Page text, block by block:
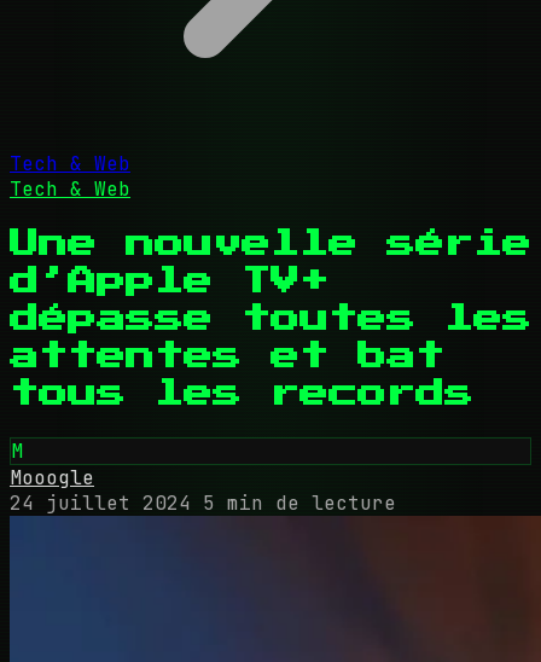
Tech & Web
Tech & Web
Une nouvelle série
d’Apple TV+
dépasse toutes les
attentes et bat
tous les records
M
Mooogle
24 juillet 2024
5 min de lecture